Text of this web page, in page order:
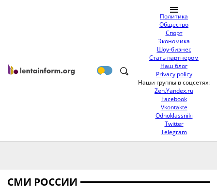
Политика
Общество
Спорт
Экономика
Шоу-бизнес
Стать партнером
Наш блог
Privacy policy
Наши группы в соцсетях:
Zen.Yandex.ru
Facebook
Vkontakte
Odnoklassniki
Twitter
Telegram
СМИ РОССИИ